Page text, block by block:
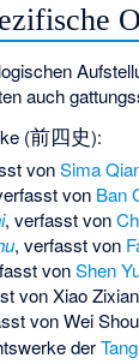
auch
(前四史):
vonSima
von Ban
, verfasst von
, verfasst von
vonShen
von Xiao
von Wei
der